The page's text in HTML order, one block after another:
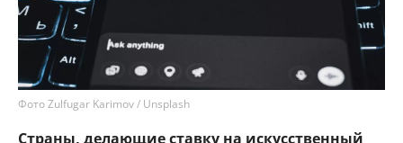
Фото Zulfugar Karimov / Unsplash
Страны, делающие ставку на искусственный